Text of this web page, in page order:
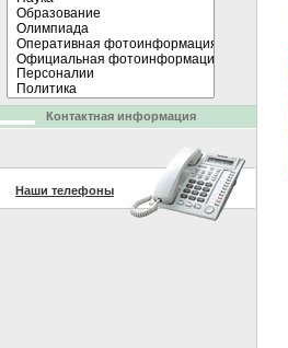
Контактная информация
Наши телефоны